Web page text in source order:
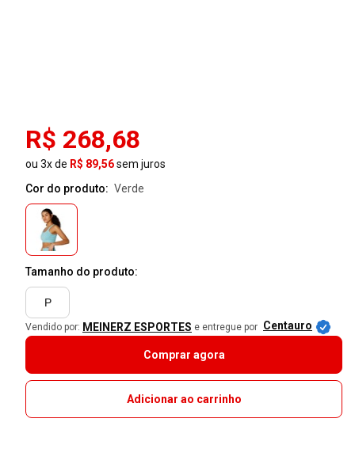
R$ 268,68
ou 3x de R$ 89,56sem juros
Cor do produto:
verde
Tamanho do produto:
P
Vendido por: MEINERZ ESPORTES e entregue por Centauro
Comprar agora
Adicionar ao carrinho